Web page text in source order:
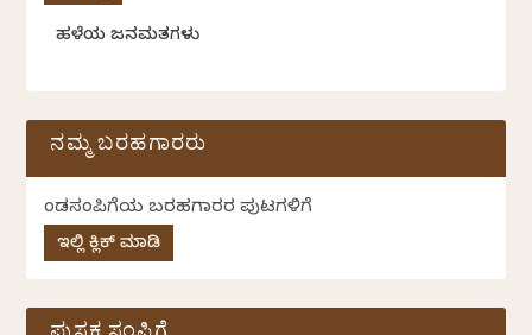
ಹಳೆಯ ಜನಮತಗಳು
ನಮ್ಮ ಬರಹಗಾರರು
ಕೆಂಡಸಂಪಿಗೆಯ ಬರಹಗಾರರ ಪುಟಗಳಿಗೆ
ಇಲ್ಲಿ ಕ್ಲಿಕ್ ಮಾಡಿ